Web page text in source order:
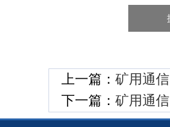
上一篇： 矿用通
下一篇： 矿用通